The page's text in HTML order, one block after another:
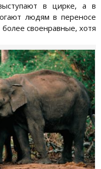
в цирке, а в
людям в переносе
своенравные, хотя